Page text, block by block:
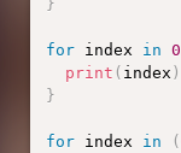
}
for index in 0
print ( index )
}
for index in (